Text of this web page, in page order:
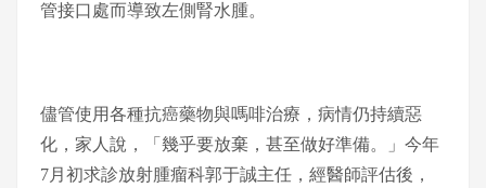
管接口處而導致左側腎水腫。
儘管使用各種抗癌藥物與嗎啡治療，病情仍持續惡
化，家人說，「幾乎要放棄，甚至做好準備。」今年
7月初求診放射腫瘤科郭于誠主任，經醫師評估後，